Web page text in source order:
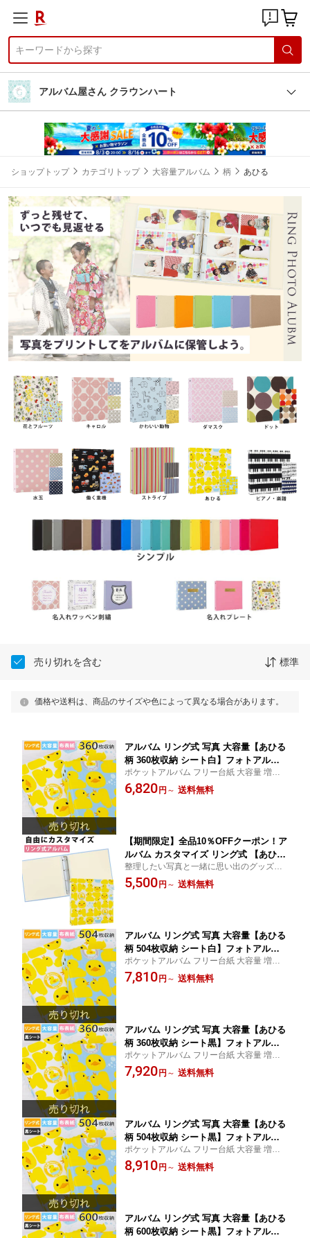
アルバム屋さん クラウンハート
ショップトップ カテゴリトップ 大容量アルバム 柄 あひる
売り切れを含む 標準
価格や送料は、商品のサイズや色によって異なる場合があります。
アルバム リング式 写真 大容量【あひる
柄 360枚収納 シート白】フォトアルバ
ム おしゃれ 差し替え可能 リフィル か
わいい 書き込める バインダー式 男の子
ポケットアルバム フリー台紙 大容量 増や
せる 増える l判 プレゼント 手作り キット
リングアルバム 記念日 リフィルがカスタマ
6,820 円 ～ 送料無料
【期間限定】全品10％OFFクーポン！ア
ルバム カスタマイズ リング式 【あひる
柄】中シートを選んで自分だけのオリジ
ナルアルバム 写真も 残しておきたい思
整理したい写真と一緒に思い出のグッズも
収納できる 自分だけのカスタマイズアルバ
ム
5,500 円 ～ 送料無料
アルバム リング式 写真 大容量【あひる
柄 504枚収納 シート白】フォトアルバ
ム 人気 おしゃれ 差し替え可能 リフィ
ル かわいい バインダー式 男の子 女の
ポケットアルバム フリー台紙 大容量 増や
せる 増える l判 プレゼント 手作り キット
リングアルバム 記念日 リフィルがカスタマ
7,810 円 ～ 送料無料
アルバム リング式 写真 大容量【あひる
柄 360枚収納 シート黒】フォトアルバ
ム 人気 おしゃれ 差し替え可能 リフィ
ル かわいい バインダー式 男の子 女の
ポケットアルバム フリー台紙 大容量 増や
せる 増える l判 プレゼント 手作り キット
リングアルバム 記念日 リフィルがカスタマ
7,920 円 ～ 送料無料
アルバム リング式 写真 大容量【あひる
柄 504枚収納 シート黒】フォトアルバ
ム 人気 おしゃれ 差し替え可能 リフィ
ル かわいい バインダー式 男の子 女の
ポケットアルバム フリー台紙 大容量 増や
せる 増える l判 プレゼント 手作り キット
リングアルバム 記念日 リフィルがカスタマ
8,910 円 ～ 送料無料
アルバム リング式 写真 大容量【あひる
柄 600枚収納 シート黒】フォトアルバ